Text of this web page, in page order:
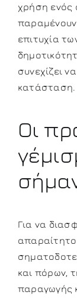
χρήση ενός
παραμένουν
επιτυχία
συνεχίζει
κατάσταση.
Οι
Για να
απαραίτητο
και πόρων,
παραγωγής